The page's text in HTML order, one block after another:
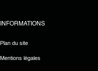
INFORMATIONS
Plan du site
Mentions légales